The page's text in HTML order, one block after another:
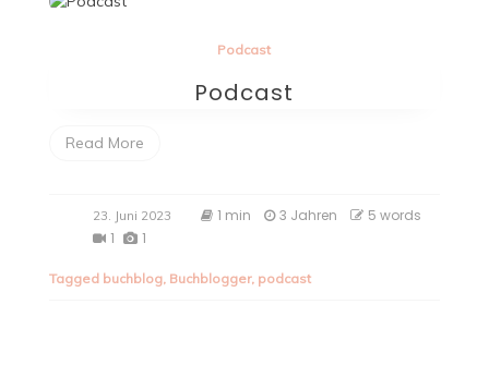
Podcast
Podcast
Read More
23. Juni 2023 1 min 3 Jahren
5 words
1
1
Tagged buchblog, Buchblogger, podcast